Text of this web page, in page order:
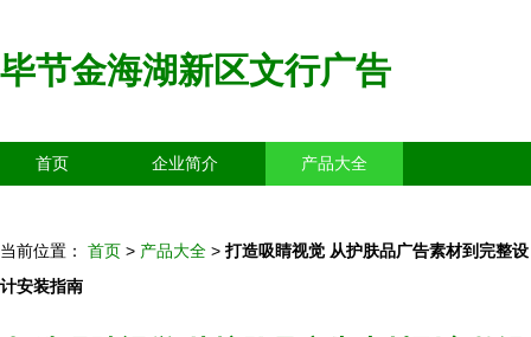
毕节金海湖新区文行广告
首页 企业简介 产品大全
当前位置： 首页 > 产品大全 > 打造吸睛视觉 从护肤品广告素材到完整设
计安装指南